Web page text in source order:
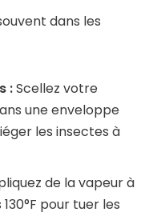
dans les
:Scellez votre
une enveloppe
les insectes à
de la vapeur à
pour tuer les